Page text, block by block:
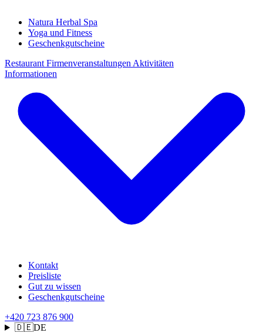
Natura Herbal Spa
Yoga und Fitness
Geschenkgutscheine
Restaurant Firmenveranstaltungen Aktivitäten
Informationen
Kontakt
Preisliste
Gut zu wissen
Geschenkgutscheine
+420 723 876 900
🇩🇪DE